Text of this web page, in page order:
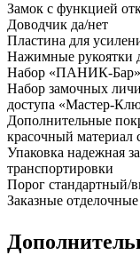
Замок с функцией
Доводчик да/нет
Пластина для
Нажимные рукоятки
Набор «ПАНИК-Бар»
Набор замочных
доступа «Мастер-
Дополнительные
красочный
Упаковка надежная
транспортировки
Порог стандартный/
Заказные